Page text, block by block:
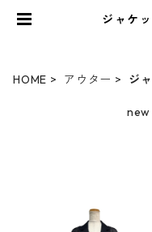
ジャケ
HOME アウター ジ